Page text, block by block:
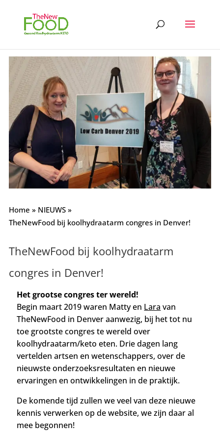
Home » NIEUWS»
TheNewFood bij koolhydraatarm congres in Denver!
TheNewFood bij koolhydraatarm
congres in Denver!
Het grootse congres ter wereld!
Begin maart 2019 waren Matty en Lara van
TheNewFood in Denver aanwezig, bij het tot nu
toe grootste congres te wereld over
koolhydraatarm/keto eten. Drie dagen lang
vertelden artsen en wetenschappers, over de
nieuwste onderzoeksresultaten en nieuwe
ervaringen en ontwikkelingen in de praktijk.
De komende tijd zullen we veel van deze nieuwe
kennis verwerken op de website, we zijn daar al
mee begonnen!